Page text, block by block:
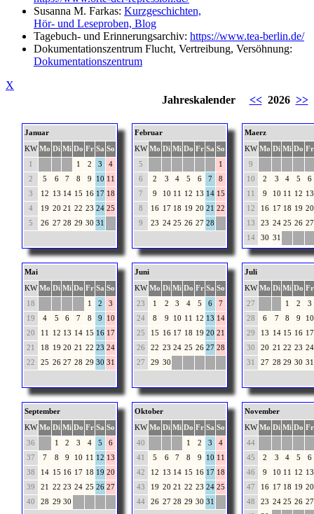
Susanna M. Farkas: Kurzgeschichten,
Hör- und Leseproben, Blog
Tagebuch- und Erinnerungsarchiv: https://www.tea-berlin.de/
Dokumentationszentrum Flucht, Vertreibung, Versöhnung:
Dokumentationszentrum
X
Jahreskalender <<2026 >>
Januar
KW Mo Di Mi Do Fr Sa So
1
1 2 3
4
2
5 6 7 8 9 10 11
3
12 13 14 15 16 17 18
4
19 20 21 22 23 24 25
5
26 27 28 29 30 31
Februar
KW Mo Di Mi Do Fr Sa So
5
1
6
2 3 4 5 6 7
8
7
9 10 11 12 13 14 15
8
16 17 18 19 20 21 22
9
23 24 25 26 27 28
Maerz
KW Mo Di Mi Do Fr
9
10
2 3 4 5
6
11
9 10 11 12 13
12
16 17 18 19 20
13
23 24 25 26 27
14
30 31
Mai
KW Mo Di Mi Do Fr Sa So
18
1 2
3
19
4 5 6 7 8 9
10
20
11 12 13 14 15 16 17
21
18 19 20 21 22 23 24
22
25 26 27 28 29 30 31
Juni
KW Mo Di Mi Do Fr Sa So
23
1 2 3 4 5 6
7
24
8 9 10 11 12 13 14
25
15 16 17 18 19 20 21
26
22 23 24 25 26 27 28
27
29 30
Juli
KW Mo Di Mi Do Fr
27
1 2
3
28
6 7 8 9
10
29
13 14 15 16 17
30
20 21 22 23 24
31
27 28 29 30 31
September
KW Mo Di Mi Do Fr Sa So
36
1 2 3 4 5
6
37
7 8 9 10 11 12 13
38
14 15 16 17 18 19 20
39
21 22 23 24 25 26 27
40
28 29 30
Oktober
KW Mo Di Mi Do Fr Sa So
40
1 2 3
4
41
5 6 7 8 9 10 11
42
12 13 14 15 16 17 18
43
19 20 21 22 23 24 25
44
26 27 28 29 30 31
November
KW Mo Di Mi Do Fr
44
45
2 3 4 5
6
46
9 10 11 12 13
47
16 17 18 19 20
48
23 24 25 26 27